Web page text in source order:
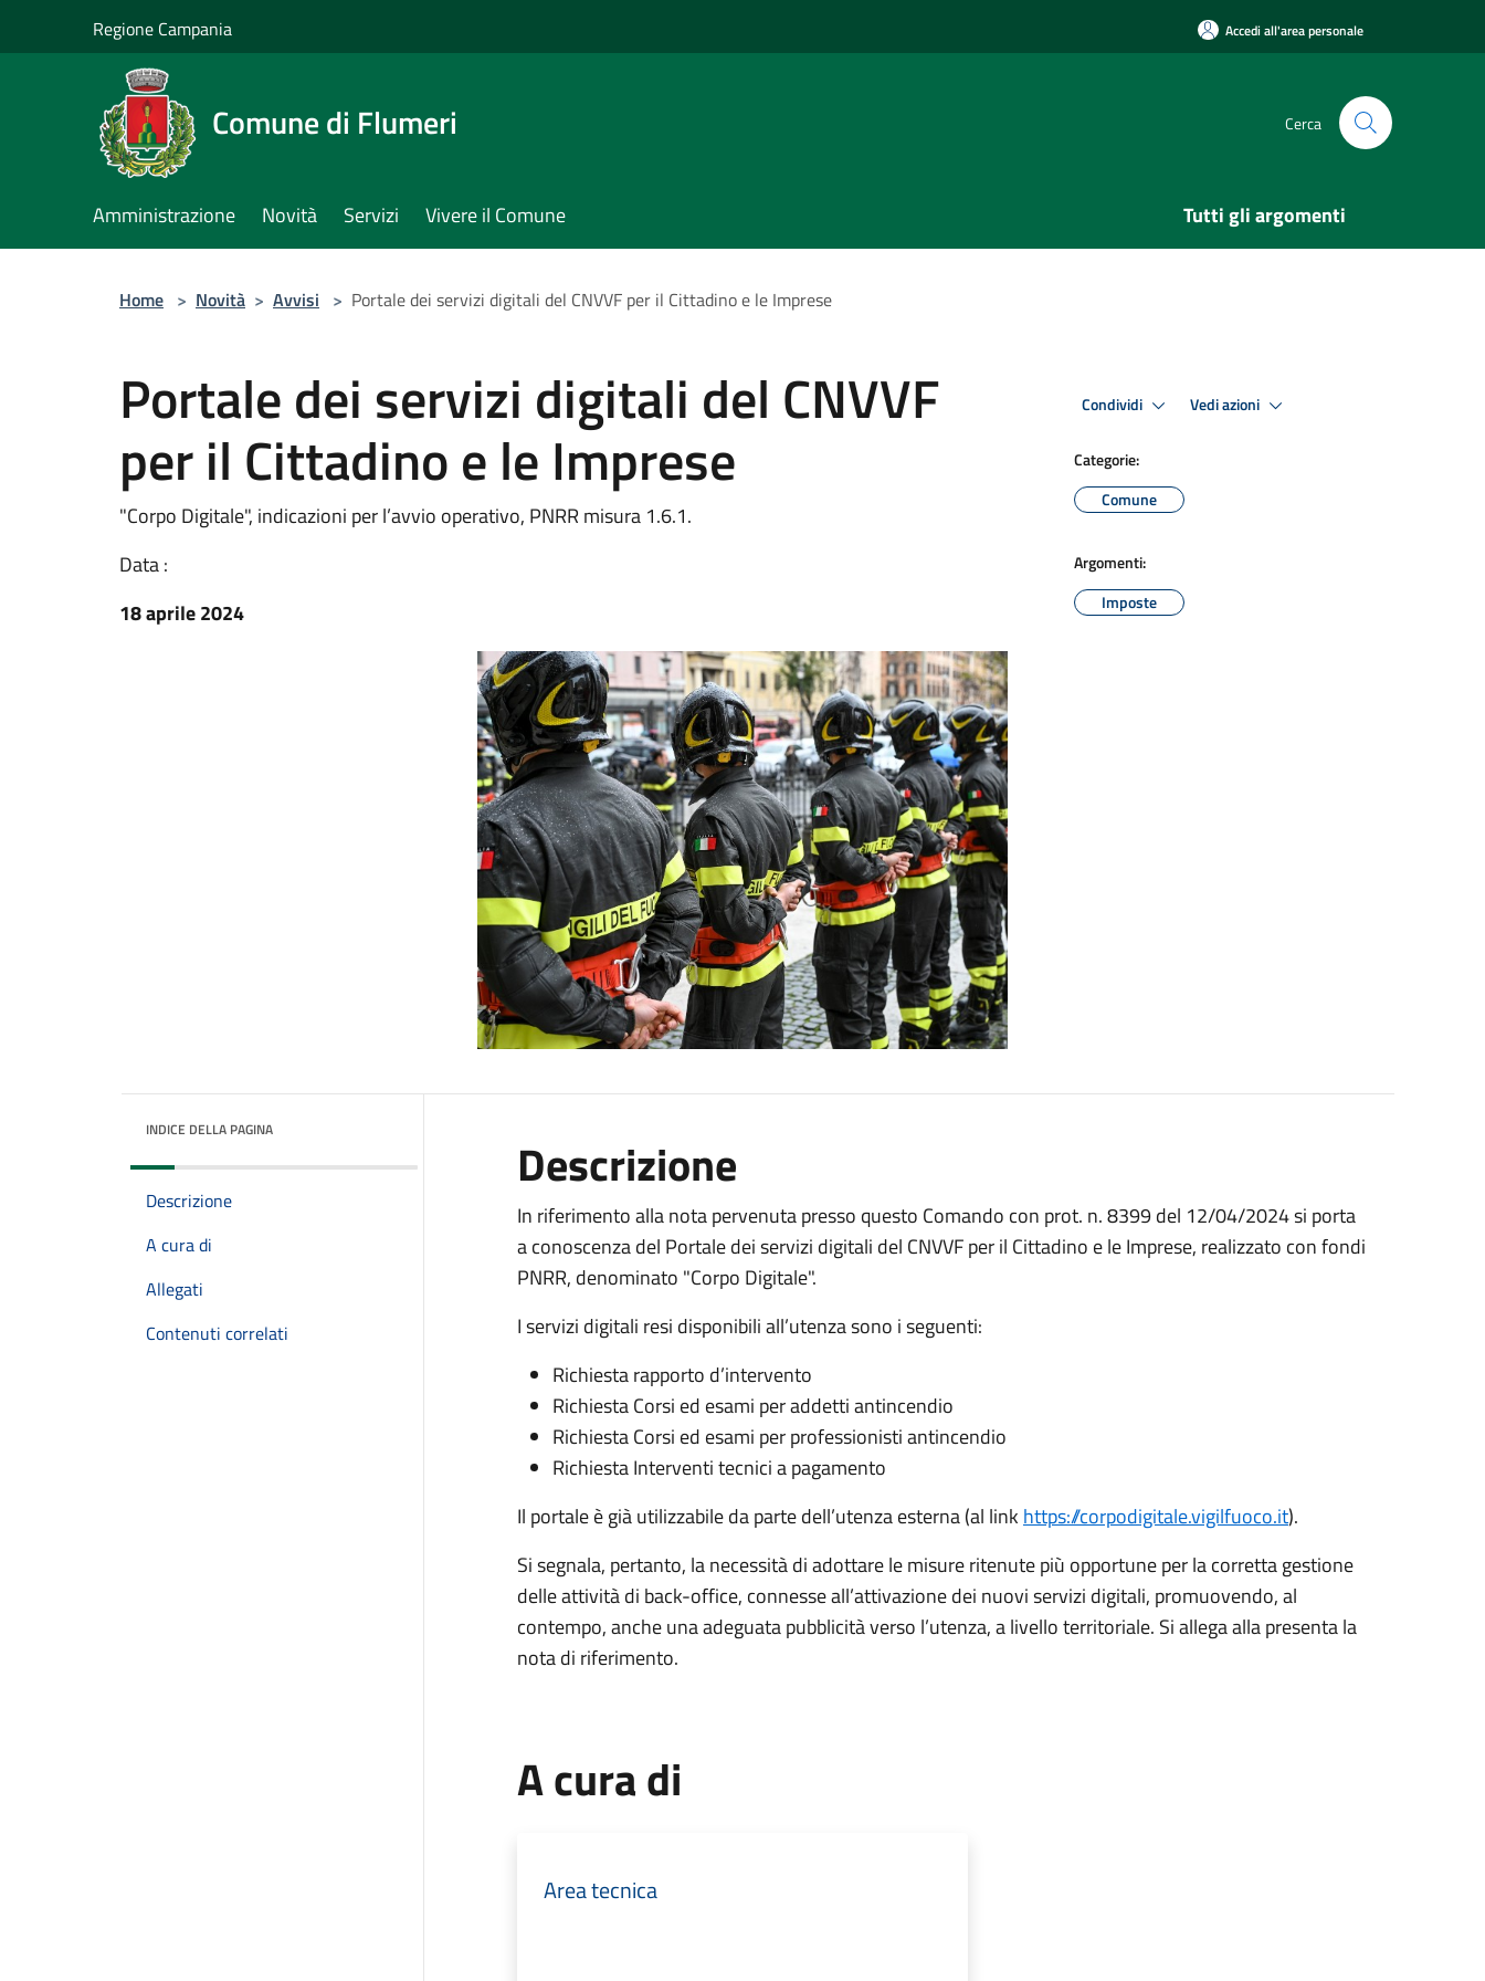
Regione Campania Accedi all'area personale
Comune di Flumeri Cerca
Amministrazione Novità Servizi Vivere il Comune Tutti gli argomenti
Home > Novità > Avvisi > Portale dei servizi digitali del CNVVF per il Cittadino e le Imprese
Portale dei servizi digitali del CNVVF
per il Cittadino e le Imprese
"Corpo Digitale", indicazioni per l’avvio operativo, PNRR misura 1.6.1.
Data :
18 aprile 2024
Condividi Vedi azioni
Categorie:
Comune
Argomenti:
Imposte
INDICE DELLA PAGINA
Descrizione
A cura di
Allegati
Contenuti correlati
Descrizione
In riferimento alla nota pervenuta presso questo Comando con prot. n. 8399 del 12/04/2024 si porta
a conoscenza del Portale dei servizi digitali del CNVVF per il Cittadino e le Imprese, realizzato con fondi
PNRR, denominato "Corpo Digitale".
I servizi digitali resi disponibili all’utenza sono i seguenti:
Richiesta rapporto d’intervento
Richiesta Corsi ed esami per addetti antincendio
Richiesta Corsi ed esami per professionisti antincendio
Richiesta Interventi tecnici a pagamento
Il portale è già utilizzabile da parte dell’utenza esterna (al link https://corpodigitale.vigilfuoco.it).
Si segnala, pertanto, la necessità di adottare le misure ritenute più opportune per la corretta gestione
delle attività di back-office, connesse all’attivazione dei nuovi servizi digitali, promuovendo, al
contempo, anche una adeguata pubblicità verso l’utenza, a livello territoriale. Si allega alla presenta la
nota di riferimento.
A cura di
Area tecnica